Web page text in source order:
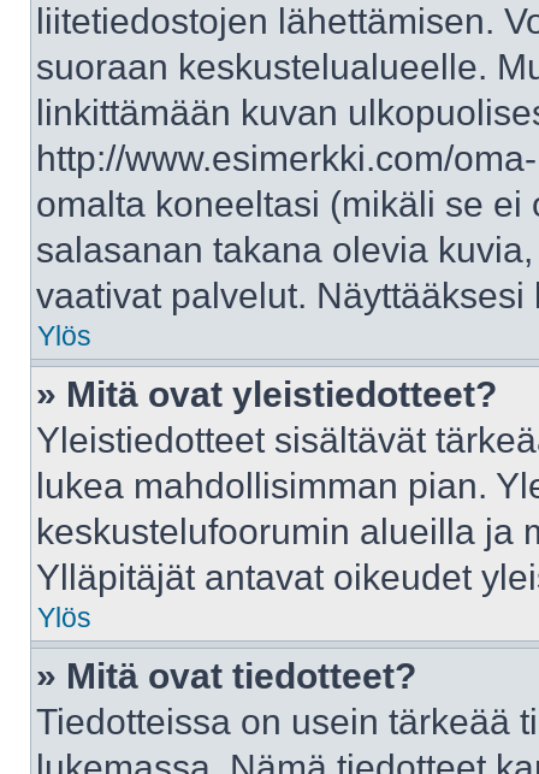
liitetiedostojen lähettämisen.
suoraan keskustelualueelle.
linkittämään kuvan
http://www.esimerkki.com/
omalta koneeltasi (mikäli se
salasanan takana olevia
vaativat palvelut.
Ylös
» Mitä ovat yleistiedotteet?
Yleistiedotteet sisältävät
lukea mahdollisimman pian.
keskustelufoorumin alueilla ja
Ylläpitäjät antavat oikeudet
Ylös
» Mitä ovat tiedotteet?
Tiedotteissa on usein tärkeää